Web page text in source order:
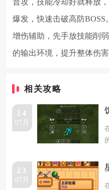
普攻，技能冷却好就释放
爆发，快速击破高防
增伤辅助，先手放技能削
的输出环境，提升整体伤害
相关攻略
24
07月
23
07月